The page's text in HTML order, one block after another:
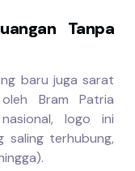
Tanpa
baru juga sarat
Bram Patria
logo ini
saling terhubung,